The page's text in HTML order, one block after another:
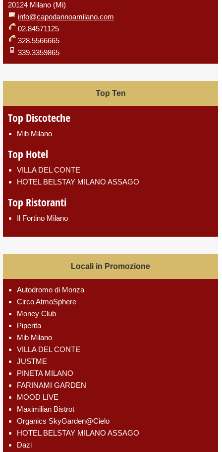
20124 Milano (Mi)
info@capodannoamilano.com
02.84571125
328.5566665
339.3359865
Top Ten
Top Discoteche
Mib Milano
Top Hotel
VILLA DEL CONTE
HOTEL BELSTAY MILANO ASSAGO
Top Ristoranti
Il Fortino Milano
Locali in Promozione
Autodromo di Monza
Circo AtmoSphere
Money Club
Piperita
Mib Milano
VILLA DEL CONTE
JUSTME
PINETA MILANO
FARINAMI GARDEN
MOOD LIVE
Maximilian Bistrot
Organics SkyGarden@Cielo
HOTEL BELSTAY MILANO ASSAGO
Dazi